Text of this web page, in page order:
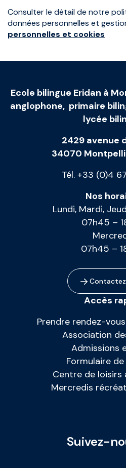
Consulter le détail de notre
données personnelles et
personnelles et cookies
Ecole bilingue Eridan à
anglophone, primaire
lycée
2429 avenue
34070
Tél. +33 (0)4
Nos
Lundi, Mardi,
07h45 –
07h45 –
Accès
Prendre rendez-
Association
Admissions
Formulaire
Centre de loisirs
Mercredis
Suivez-